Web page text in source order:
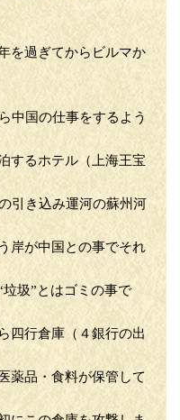
を過ぎてからビルマか
中国の仕事をするよう
するホテル（上海王宝
引き込み運河の蘇州河
岸が中国との事でそれ
圾”とはゴミの事で
四行倉庫（４銀行の出
薬品・食料が保管して